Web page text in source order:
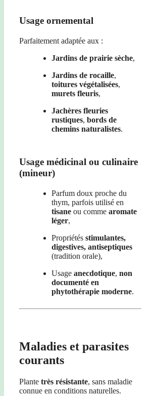
Usage ornemental
Parfaitement adaptée aux :
Jardins de prairie sèche,
Jardins de rocaille,
toitures végétalisées,
murets fleuris,
Jachères fleuries
rustiques, bords de
chemins naturalistes.
Usage médicinal ou culinaire
(mineur)
Parfum doux proche du
thym, parfois utilisé en
tisane ou comme aromate
léger,
Propriétés stimulantes,
digestives, antiseptiques
(tradition orale),
Usage anecdotique, non
documenté en
phytothérapie moderne.
Maladies et parasites
courants
Plante très résistante, sans maladie
connue en conditions naturelles.